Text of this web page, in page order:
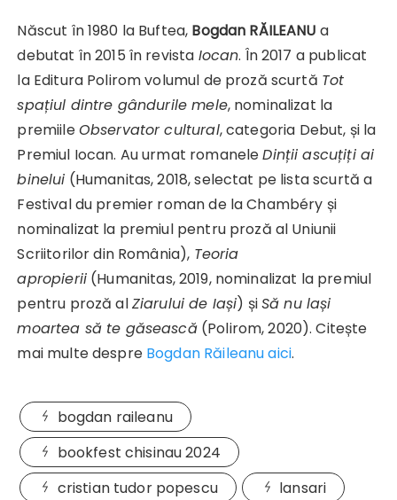
Născut în 1980 la Buftea, Bogdan RĂILEANU a
debutat în 2015 în revista Iocan. În 2017 a publicat
la Editura Polirom volumul de proză scurtă Tot
spațiul dintre gândurile mele, nominalizat la
premiileObservator cultural, categoria Debut, și la
Premiul Iocan. Au urmat romaneleDinții ascuțiți ai
binelui (Humanitas, 2018, selectat pe lista scurtă a
Festival du premier roman de la Chambéry și
nominalizat la premiul pentru proză al Uniunii
Scriitorilor din România), Teoria
apropierii (Humanitas, 2019, nominalizat la premiul
pentru proză alZiarului de Iași) șiSă nu lași
moartea să te găsească(Polirom, 2020). Citește
mai multe despre Bogdan Răileanu aici.
bogdan raileanu
bookfest chisinau 2024
cristian tudor popescu
lansari